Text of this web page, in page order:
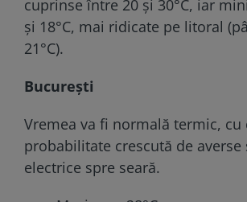
cuprinse între 20 și 30°C, iar
și 18°C, mai ridicate pe litoral
21°C).
București
Vremea va fi normală termic, cu
probabilitate crescută de averse
electrice spre seară.